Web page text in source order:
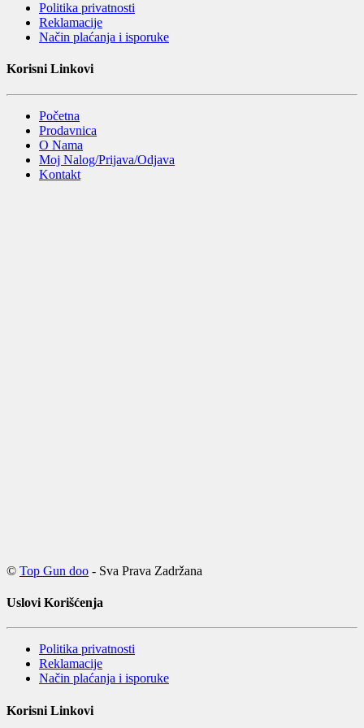
Politika privatnosti
Reklamacije
Način plaćanja i isporuke
Korisni Linkovi
Početna
Prodavnica
O Nama
Moj Nalog/Prijava/Odjava
Kontakt
© Top Gun doo - Sva Prava Zadržana
Uslovi Korišćenja
Politika privatnosti
Reklamacije
Način plaćanja i isporuke
Korisni Linkovi